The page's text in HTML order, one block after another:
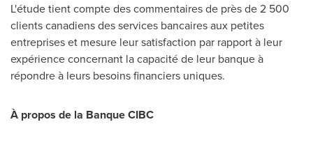
L'étude tient compte des commentaires de près de 2 500
clients canadiens des services bancaires aux petites
entreprises et mesure leur satisfaction par rapport à leur
expérience concernant la capacité de leur banque à
répondre à leurs besoins financiers uniques.
À propos de la Banque CIBC